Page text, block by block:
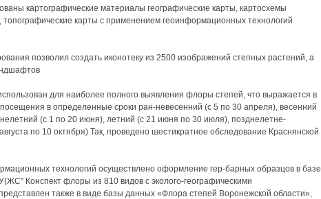
картографические материалы географические карты, картосхемы
топографические карты с применением геоинформационных технологий
позволил создать иконотеку из 2500 изображений степных растений, а
для наиболее полного выявления флоры степей, что выражается в
посещения в определенные сроки ран-невесенний (с 5 по 30 апреля), весенний
(с 1 по 20 июня), летний (с 21 июня по 30 июля), позднелетне-
по 10 октября) Так, проведено шестикратное обследование Краснянской
технологий осуществлено оформление гер-барных образцов в базе
Конспект флоры из 810 видов с эколого-географическими
также в виде базы данных «Флора степей Воронежской области»,